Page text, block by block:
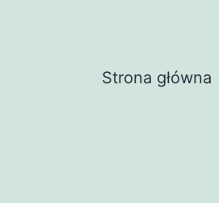
Strona główna